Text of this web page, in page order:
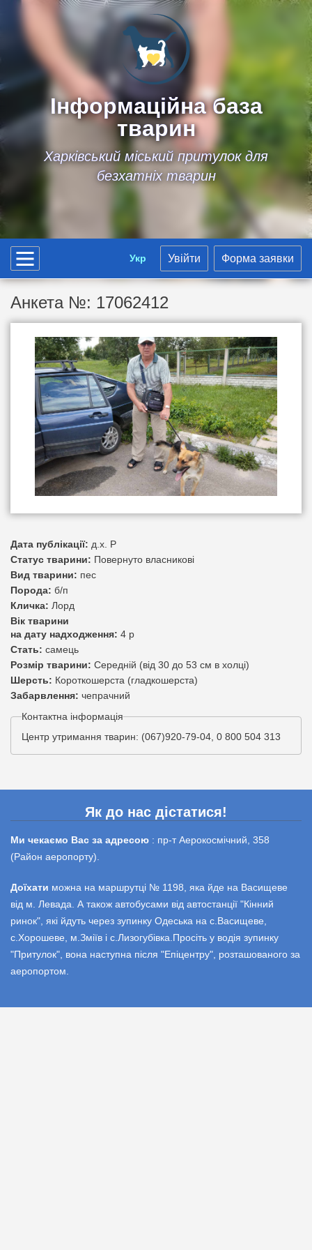
Інформаційна база
тварин
Харківський міський притулок для
безхатніх тварин
Укр Увійти Форма заявки
Анкета №: 17062412
Дата публікації: д.х. Р
Статус тварини: Повернуто власникові
Вид тварини: пес
Порода: б/п
Кличка: Лорд
Вік тварини
на дату надходження: 4 р
Стать: самець
Розмір тварини: Середній (від 30 до 53 см в холці)
Шерсть: Короткошерста (гладкошерста)
Забарвлення: чепрачний
Контактна інформація
Центр утримання тварин: (067)920-79-04, 0 800 504 313
Як до нас дістатися!
Ми чекаємо Вас за адресою : пр-т Аерокосмічний, 358
(Район аеропорту).
Доїхати можна на маршрутці № 1198, яка йде на Васищеве
від м. Левада. А також автобусами від автостанції "Кінний
ринок", які йдуть через зупинку Одеська на с.Васищеве,
с.Хорошеве, м.Зміїв і с.Лизогубівка.Просіть у водія зупинку
"Притулок", вона наступна після "Епіцентру", розташованого за
аеропортом.